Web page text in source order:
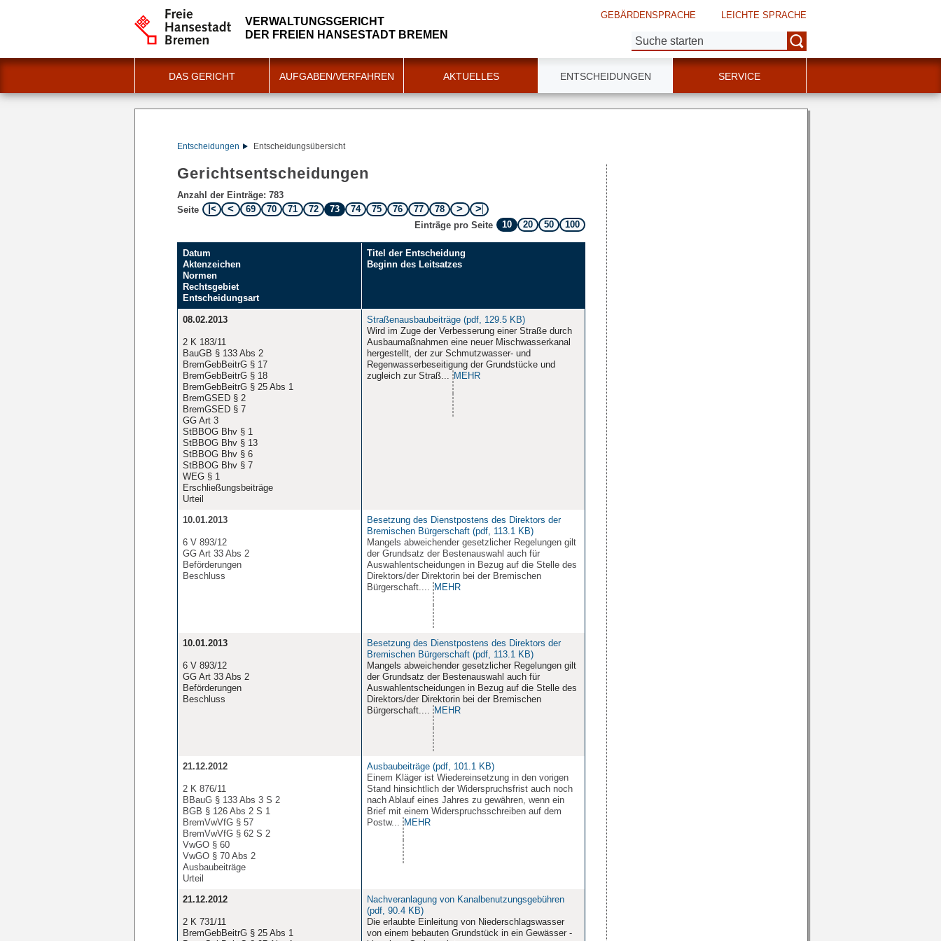
VERWALTUNGSGERICHT
DER FREIEN HANSESTADT BREMEN
GEBÄRDENSPRACHE LEICHTE SPRACHE
Suche:
DAS GERICHT AUFGABEN/VERFAHREN AKTUELLES ENTSCHEIDUNGEN SERVICE
Entscheidungen Entscheidungsübersicht
Gerichtsentscheidungen
Anzahl der Einträge: 783
Seite
69 70 71 72 73 74 75 76 77
78
Einträge pro Seite
10 20 50 100
Datum
Aktenzeichen
Normen
Rechtsgebiet
Entscheidungsart
Titel der Entscheidung
Beginn des Leitsatzes
08.02.2013
2 K 183/11
BauGB § 133 Abs 2
BremGebBeitrG § 17
BremGebBeitrG § 18
BremGebBeitrG § 25 Abs 1
BremGSED § 2
BremGSED § 7
GG Art 3
StBBOG Bhv § 1
StBBOG Bhv § 13
StBBOG Bhv § 6
StBBOG Bhv § 7
WEG § 1
Erschließungsbeiträge
Urteil
Straßenausbaubeiträge (pdf, 129.5 KB)
Wird im Zuge der Verbesserung einer Straße durch
Ausbaumaßnahmen eine neuer Mischwasserkanal
hergestellt, der zur Schmutzwasser- und
Regenwasserbeseitigung der Grundstücke und
zugleich zur Straß... MEHR
10.01.2013
6 V 893/12
GG Art 33 Abs 2
Beförderungen
Beschluss
Besetzung des Dienstpostens des Direktors der
Bremischen Bürgerschaft (pdf, 113.1 KB)
Mangels abweichender gesetzlicher Regelungen gilt
der Grundsatz der Bestenauswahl auch für
Auswahlentscheidungen in Bezug auf die Stelle des
Direktors/der Direktorin bei der Bremischen
Bürgerschaft.... MEHR
10.01.2013
6 V 893/12
GG Art 33 Abs 2
Beförderungen
Beschluss
Besetzung des Dienstpostens des Direktors der
Bremischen Bürgerschaft (pdf, 113.1 KB)
Mangels abweichender gesetzlicher Regelungen gilt
der Grundsatz der Bestenauswahl auch für
Auswahlentscheidungen in Bezug auf die Stelle des
Direktors/der Direktorin bei der Bremischen
Bürgerschaft.... MEHR
21.12.2012
2 K 876/11
BBauG § 133 Abs 3 S 2
BGB § 126 Abs 2 S 1
BremVwVfG § 57
BremVwVfG § 62 S 2
VwGO § 60
VwGO § 70 Abs 2
Ausbaubeiträge
Urteil
Ausbaubeiträge (pdf, 101.1 KB)
Einem Kläger ist Wiedereinsetzung in den vorigen
Stand hinsichtlich der Widerspruchsfrist auch noch
nach Ablauf eines Jahres zu gewähren, wenn ein
Brief mit einem Widerspruchsschreiben auf dem
Postw... MEHR
21.12.2012
2 K 731/11
BremGebBeitrG § 25 Abs 1
Nachveranlagung von Kanalbenutzungsgebühren
(pdf, 90.4 KB)
Die erlaubte Einleitung von Niederschlagswasser
von einem bebauten Grundstück in ein Gewässer -